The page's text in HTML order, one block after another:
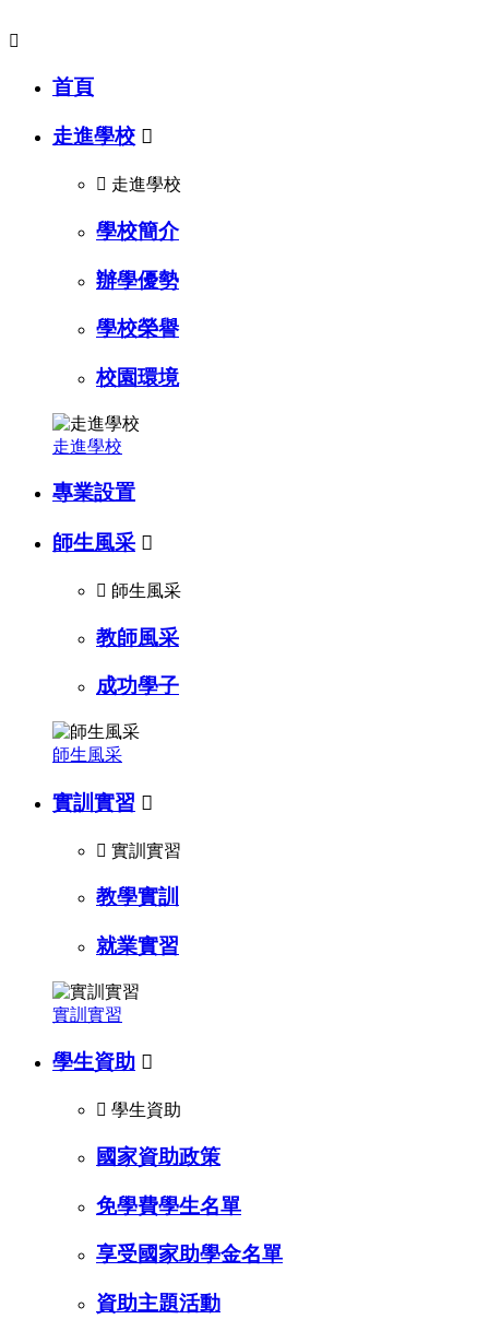

首頁
走進學校 
 走進學校
學校簡介
辦學優勢
學校榮譽
校園環境
走進學校
專業設置
師生風采 
 師生風采
教師風采
成功學子
師生風采
實訓實習 
 實訓實習
教學實訓
就業實習
實訓實習
學生資助 
 學生資助
國家資助政策
免學費學生名單
享受國家助學金名單
資助主題活動